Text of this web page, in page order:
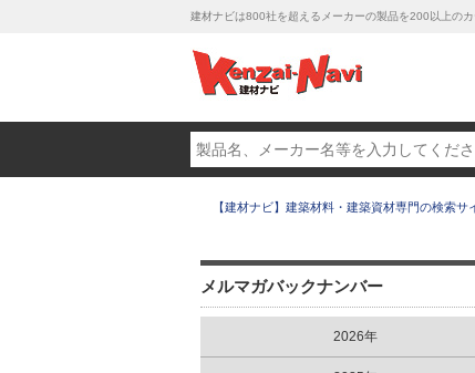
建材ナビは800社を超えるメーカーの製品を200以上の
【建材ナビ】建築材料・建築資材専門の検索サ
メルマガバックナンバー
2026年